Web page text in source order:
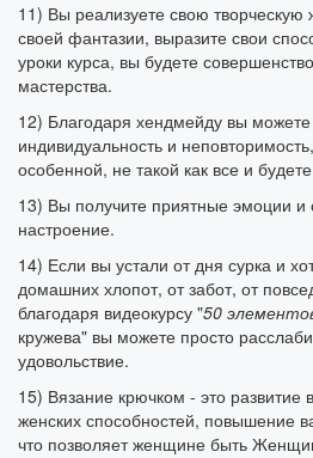
11) Вы реализуете свою творческую
своей фантазии, выразите свои
уроки курса, вы будете
мастерства.
12) Благодаря хендмейду вы
индивидуальность и
особенной, не такой как все и
13) Вы получите приятные эмоции и
настроение.
14) Если вы устали от дня сурка и
домашних хлопот, от забот, от
благодаря видеокурсу "50
кружева" вы можете просто
удовольствие.
15) Вязание крючком - это развитие
женских способностей, повышение
что позволяет женщине быть